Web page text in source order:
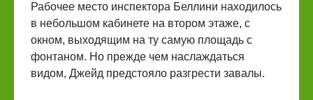
Рабочее место инспектора Беллини находилось
в небольшом кабинете на втором этаже, с
окном, выходящим на ту самую площадь с
фонтаном. Но прежде чем наслаждаться
видом, Джейд предстояло разгрести завалы.